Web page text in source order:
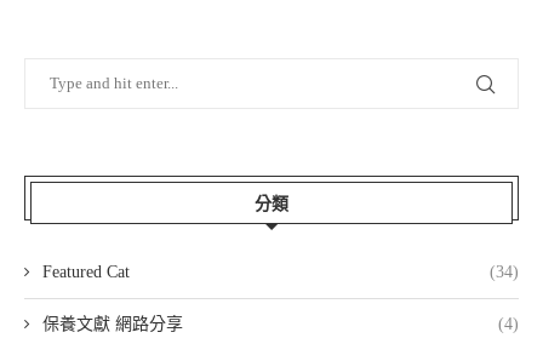
分類
Featured Cat (34)
保養文獻 網路分享 (4)